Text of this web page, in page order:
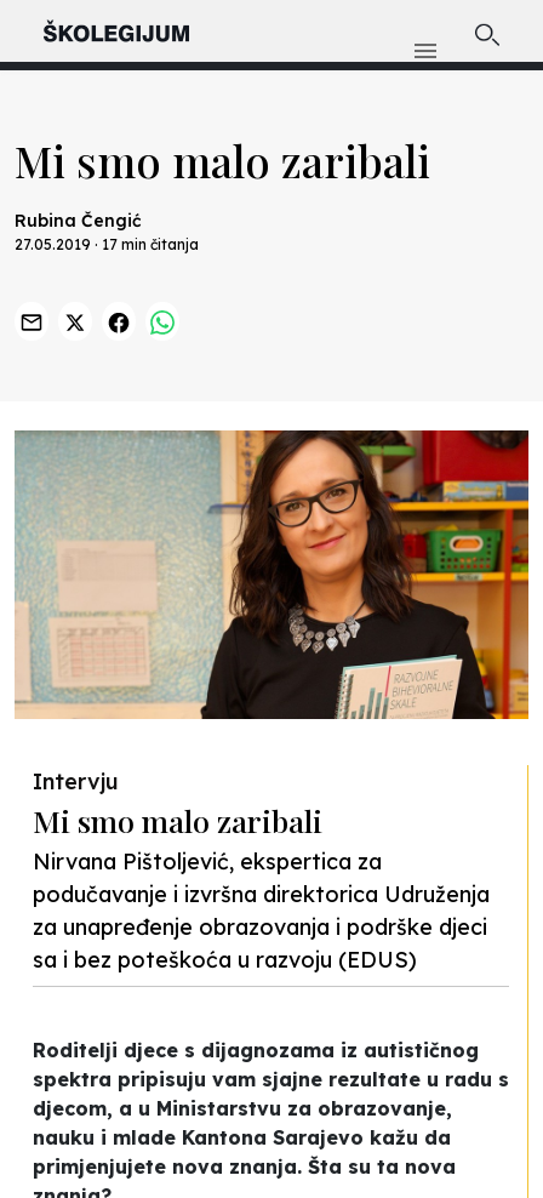
Mi smo malo zaribali
Rubina Čengić
27.05.2019 · 17 min čitanja
Intervju
Mi smo malo zaribali
Nirvana Pištoljević, ekspertica za
podučavanje i izvršna direktorica Udruženja
za unapređenje obrazovanja i podrške djeci
sa i bez poteškoća u razvoju (EDUS)
Roditelji djece s dijagnozama iz autističnog
spektra pripisuju vam sjajne rezultate u radu s
djecom, a u Ministarstvu za obrazovanje,
nauku i mlade Kantona Sarajevo kažu da
primjenjujete nova znanja. Šta su ta nova